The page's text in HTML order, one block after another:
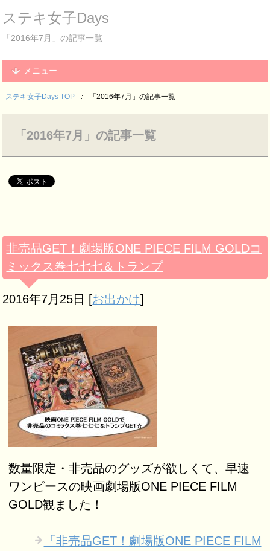
ステキ女子Days
「2016年7月」の記事一覧
メニュー
ステキ女子Days TOP 「2016年7月」の記事一覧
「2016年7月」の記事一覧
非売品GET！劇場版ONE PIECE FILM GOLDコ
ミックス巻七七七＆トランプ
2016年7月25日 [お出かけ]
数量限定・非売品のグッズが欲しくて、早速
ワンピースの映画劇場版ONE PIECE FILM
GOLD観ました！
「非売品GET！劇場版ONE PIECE FILM